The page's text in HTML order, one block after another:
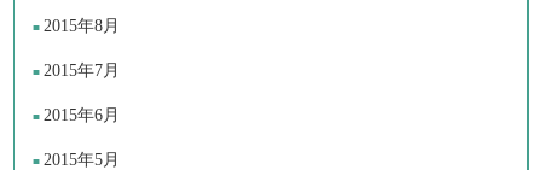
2015年8月
2015年7月
2015年6月
2015年5月